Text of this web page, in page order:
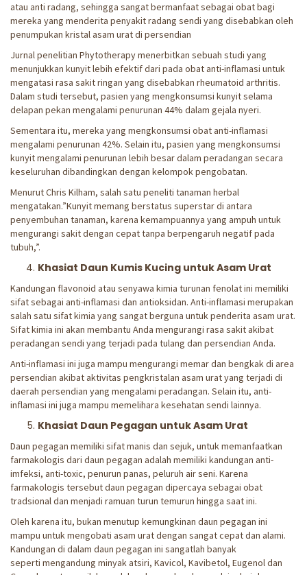
atau anti radang, sehingga sangat bermanfaat sebagai obat bagi
mereka yang menderita penyakit radang sendi yang disebabkan oleh
penumpukan kristal asam urat di persendian
Jurnal penelitian Phytotherapy menerbitkan sebuah studi yang
menunjukkan kunyit lebih efektif dari pada obat anti-inflamasi untuk
mengatasi rasa sakit ringan yang disebabkan rheumatoid arthritis.
Dalam studi tersebut, pasien yang mengkonsumsi kunyit selama
delapan pekan mengalami penurunan 44% dalam gejala nyeri.
Sementara itu, mereka yang mengkonsumsi obat anti-inflamasi
mengalami penurunan 42%. Selain itu, pasien yang mengkonsumsi
kunyit mengalami penurunan lebih besar dalam peradangan secara
keseluruhan dibandingkan dengan kelompok pengobatan.
Menurut Chris Kilham, salah satu peneliti tanaman herbal
mengatakan.”Kunyit memang berstatus superstar di antara
penyembuhan tanaman, karena kemampuannya yang ampuh untuk
mengurangi sakit dengan cepat tanpa berpengaruh negatif pada
tubuh,”.
Khasiat Daun Kumis Kucing untuk Asam Urat
Kandungan flavonoid atau senyawa kimia turunan fenolat ini memiliki
sifat sebagai anti-inflamasi dan antioksidan. Anti-inflamasi merupakan
salah satu sifat kimia yang sangat berguna untuk penderita asam urat.
Sifat kimia ini akan membantu Anda mengurangi rasa sakit akibat
peradangan sendi yang terjadi pada tulang dan persendian Anda.
Anti-inflamasi ini juga mampu mengurangi memar dan bengkak di area
persendian akibat aktivitas pengkristalan asam urat yang terjadi di
daerah persendian yang mengalami peradangan. Selain itu, anti-
inflamasi ini juga mampu memelihara kesehatan sendi lainnya.
Khasiat Daun Pegagan untuk Asam Urat
Daun pegagan memiliki sifat manis dan sejuk, untuk memanfaatkan
farmakologis dari daun pegagan adalah memiliki kandungan anti-
imfeksi, anti-toxic, penurun panas, peluruh air seni. Karena
farmakologis tersebut daun pegagan dipercaya sebagai obat
tradsional dan menjadi ramuan turun temurun hingga saat ini.
Oleh karena itu, bukan menutup kemungkinan daun pegagan ini
mampu untuk mengobati asam urat dengan sangat cepat dan alami.
Kandungan di dalam daun pegagan ini sangatlah banyak
seperti mengandung minyak atsiri, Kavicol, Kavibetol, Eugenol dan